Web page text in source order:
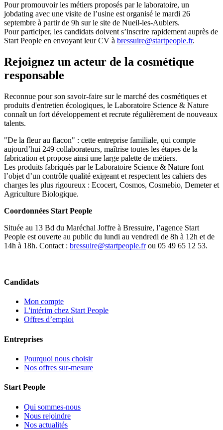
Pour promouvoir les métiers proposés par le laboratoire, un
jobdating avec une visite de l’usine est organisé le mardi 26
septembre à partir de 9h sur le site de Nueil-les-Aubiers.
Pour participer, les candidats doivent s’inscrire rapidement auprès de
Start People en envoyant leur CV à bressuire@startpeople.fr.
Rejoignez un acteur de la cosmétique
responsable
Reconnue pour son savoir-faire sur le marché des cosmétiques et
produits d'entretien écologiques, le Laboratoire Science & Nature
connaît un fort développement et recrute régulièrement de nouveaux
talents.
"De la fleur au flacon" : cette entreprise familiale, qui compte
aujourd’hui 249 collaborateurs, maîtrise toutes les étapes de la
fabrication et propose ainsi une large palette de métiers.
Les produits fabriqués par le Laboratoire Science & Nature font
l’objet d’un contrôle qualité exigeant et respectent les cahiers des
charges les plus rigoureux : Ecocert, Cosmos, Cosmebio, Demeter et
Agriculture Biologique.
Coordonnées Start People
Située au 13 Bd du Maréchal Joffre à Bressuire, l’agence Start
People est ouverte au public du lundi au vendredi de 8h à 12h et de
14h à 18h. Contact : bressuire@startpeople.frou 05 49 65 12 53.
Candidats
Mon compte
L'intérim chez Start People
Offres d’emploi
Entreprises
Pourquoi nous choisir
Nos offres sur-mesure
Start People
Qui sommes-nous
Nous rejoindre
Nos actualités